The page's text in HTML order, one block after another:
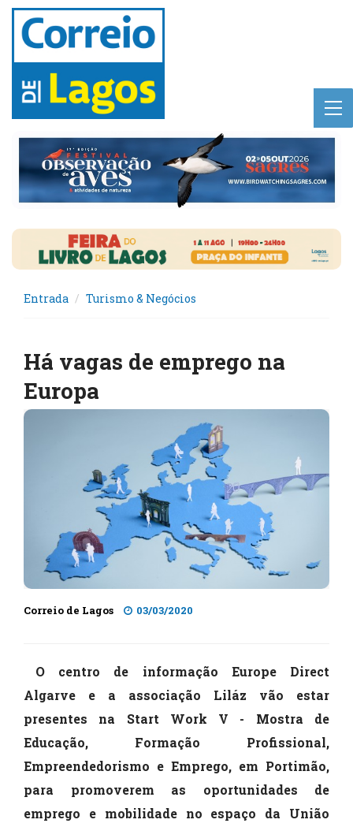
Entrada Turismo & Negócios
Há vagas de emprego na
Europa
Correio de Lagos 03/03/2020
O centro de informação Europe Direct
Algarve e a associação Liláz vão estar
presentes na Start Work V - Mostra de
Educação, Formação Profissional,
Empreendedorismo e Emprego, em Portimão,
para promoverem as oportunidades de
emprego e mobilidade no espaço da União